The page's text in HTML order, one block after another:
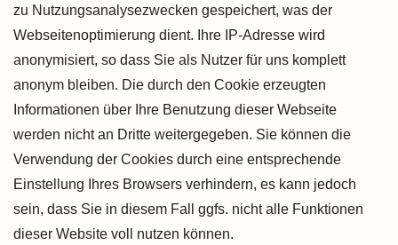
zu Nutzungsanalysezwecken gespeichert, was der
Webseitenoptimierung dient. Ihre IP-Adresse wird
anonymisiert, so dass Sie als Nutzer für uns komplett
anonym bleiben. Die durch den Cookie erzeugten
Informationen über Ihre Benutzung dieser Webseite
werden nicht an Dritte weitergegeben. Sie können die
Verwendung der Cookies durch eine entsprechende
Einstellung Ihres Browsers verhindern, es kann jedoch
sein, dass Sie in diesem Fall ggfs. nicht alle Funktionen
dieser Website voll nutzen können.